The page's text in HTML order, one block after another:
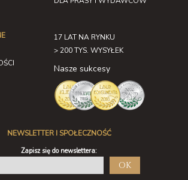
17 LAT NA RYNKU
> 200 TYS. WYSYŁEK
Nasze sukcesy
NEWSLETTER I SPOŁECZNOŚĆ
Zapisz się do newslettera:
OK